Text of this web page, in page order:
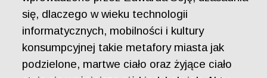
się, dlaczego w wieku technologii
informatycznych, mobilności i kultury
konsumpcyjnej takie metafory miasta jak
podzielone, martwe ciało oraz żyjące ciało